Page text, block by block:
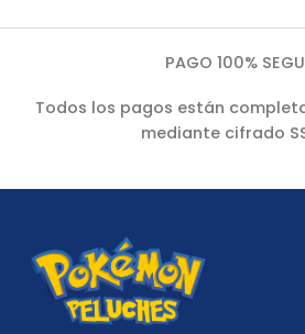
PAGO 100%
Todos los pagos están
mediante cifrado